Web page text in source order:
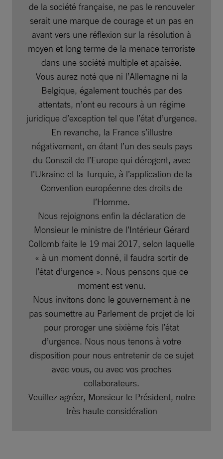
de la société française, ne pas le renouveler
serait une marque de courage et un pas en
avant vers une réflexion sur la résolution à
moyen et long terme de la menace terroriste
dans une société multiple et apaisée.
Vous aurez noté que ni l’Allemagne ni la
Belgique, également touchés par des
attentats, n’ont eu recours à un régime
juridique d’exception tel que l’état d’urgence.
En revanche, la France s’illustre
négativement, en étant l’un des seuls pays
du Conseil de l’Europe qui dérogent, avec
l’Ukraine et la Turquie, à l’application de la
Convention européenne des droits de
l’Homme.
Nous rejoignons enfin la déclaration de
Monsieur le ministre de l’Intérieur Gérard
Collomb faite le 19 mai 2017, selon laquelle
« à un moment donné, il faudra sortir de
l’état d’urgence ». Nous pensons que ce
moment est venu.
Nous invitons donc le gouvernement à ne
pas soumettre au Parlement de projet de loi
pour proroger une sixième fois l’état
d’urgence. Nous nous tenons à votre
disposition pour nous entretenir de ce sujet
avec vous, ou avec vos proches
collaborateurs.
Veuillez agréer, Monsieur le Président, notre
très haute considération